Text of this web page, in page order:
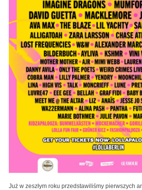
Już w zeszłym roku przedstawiliśmy pierwszych